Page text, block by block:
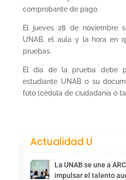
comprobante de pago.
El jueves 28 de noviembre
UNAB, el aula y la hora en
pruebas.
El día de la prueba debe
estudiante UNAB o su
foto (cédula de ciudadanía o
Actualidad U
La UNAB se une a
impulsar el talento